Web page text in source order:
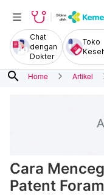
Chat
dengan
Dokter
Toko
search Home Artikel
Cara
Patent